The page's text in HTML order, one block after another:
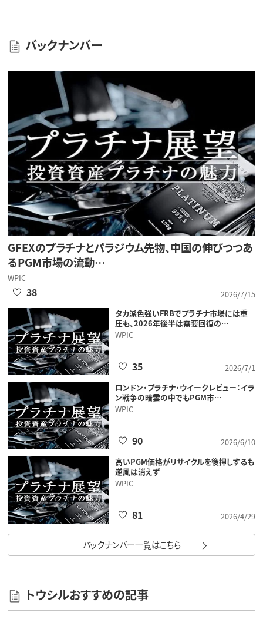
バックナンバー
GFEXのプラチナとパラジウム先物、中国の伸びつつあ
るPGM市場の流動…
WPIC
2026/7/15
38
タカ派色強いFRBでプラチナ市場には重
圧も、2026年後半は需要回復の…
WPIC
2026/7/1
35
ロンドン・プラチナ・ウイークレビュー：イラ
ン戦争の暗雲の中でもPGM市…
WPIC
2026/6/10
90
高いPGM価格がリサイクルを後押しするも
逆風は消えず
WPIC
2026/4/29
81
バックナンバー一覧はこちら
トウシルおすすめの記事